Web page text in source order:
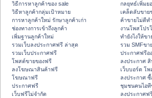
วิธีการหาลูกค้าของ sale
วิธีหาลูกค้ากลุ่มเป้าหมาย
การหาลูกค้าใหม่ รักษาลูกค้าเก่า
ช่องทางการเข้าถึงลูกค้า
เพิ่มฐานลูกค้าใหม่
รวมเว็บลงประกาศฟรี ล่าสุด
รวมเว็บประกาศฟรี
โพสต์ขายของฟรี
ลงโฆษณาสินค้าฟรี
โฆษณาฟรี
ประกาศฟรี
เว็บฟรีไม่จำกัด
กลยุทธ์เพิ่มย
เคล็ดลับขาย
ค้าขายไม่ดีท
งานโพสโปร
ทํายังไงให้ข
รวม SMFขา
ประกาศฟรีอ
ลงประกาศ
เว็บบอร์ด โ
ลงประกาศ
ชุมชนคนไอที
ลงประกาศฟ